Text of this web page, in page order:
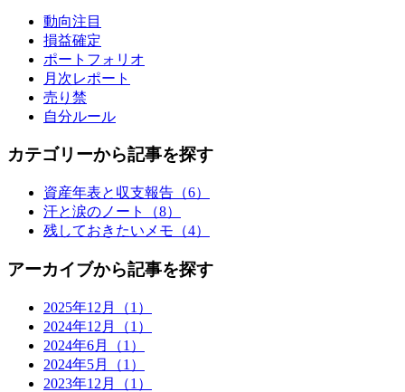
動向注目
損益確定
ポートフォリオ
月次レポート
売り禁
自分ルール
カテゴリーから記事を探す
資産年表と収支報告（6）
汗と涙のノート（8）
残しておきたいメモ（4）
アーカイブから記事を探す
2025年12月（1）
2024年12月（1）
2024年6月（1）
2024年5月（1）
2023年12月（1）